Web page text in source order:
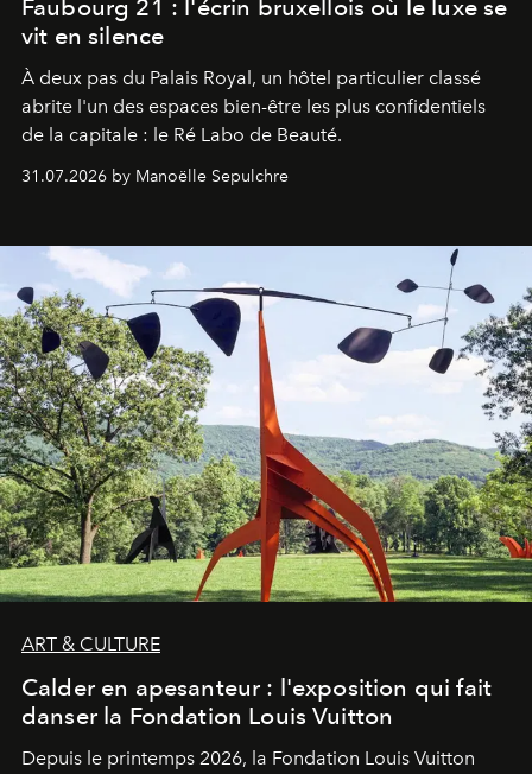
Faubourg 21 : l'écrin bruxellois où le luxe se
vit en silence
À deux pas du Palais Royal, un hôtel particulier classé
abrite l'un des espaces bien-être les plus confidentiels
de la capitale : le Ré Labo de Beauté.
31.07.2026 by Manoëlle Sepulchre
ART & CULTURE
Calder en apesanteur : l'exposition qui fait
danser la Fondation Louis Vuitton
Depuis le printemps 2026, la Fondation Louis Vuitton